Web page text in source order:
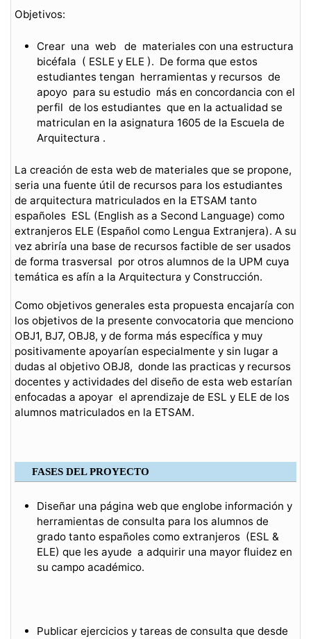
Objetivos:
Crear una web de materiales con una estructura
bicéfala ( ESLE y ELE ). De forma que estos
estudiantes tengan herramientas y recursos de
apoyo para su estudio más en concordancia con el
perfil de los estudiantes que en la actualidad se
matriculan en la asignatura 1605 de la Escuela de
Arquitectura .
La creación de esta web de materiales que se propone,
seria una fuente útil de recursos para los estudiantes
de arquitectura matriculados en la ETSAM tanto
españoles ESL (English as a Second Language) como
extranjeros ELE (Español como Lengua Extranjera). A su
vez abriría una base de recursos factible de ser usados
de forma trasversal por otros alumnos de la UPM cuya
temática es afín a la Arquitectura y Construcción.
Como objetivos generales esta propuesta encajaría con
los objetivos de la presente convocatoria que menciono
OBJ1, BJ7, OBJ8, y de forma más específica y muy
positivamente apoyarían especialmente y sin lugar a
dudas al objetivo OBJ8, donde las practicas y recursos
docentes y actividades del diseño de esta web estarían
enfocadas a apoyar el aprendizaje de ESL y ELE de los
alumnos matriculados en la ETSAM.
FASES DEL PROYECTO
Diseñar una página web que englobe información y
herramientas de consulta para los alumnos de
grado tanto españoles como extranjeros (ESL &
ELE) que les ayude a adquirir una mayor fluidez en
su campo académico.
Publicar ejercicios y tareas de consulta que desde